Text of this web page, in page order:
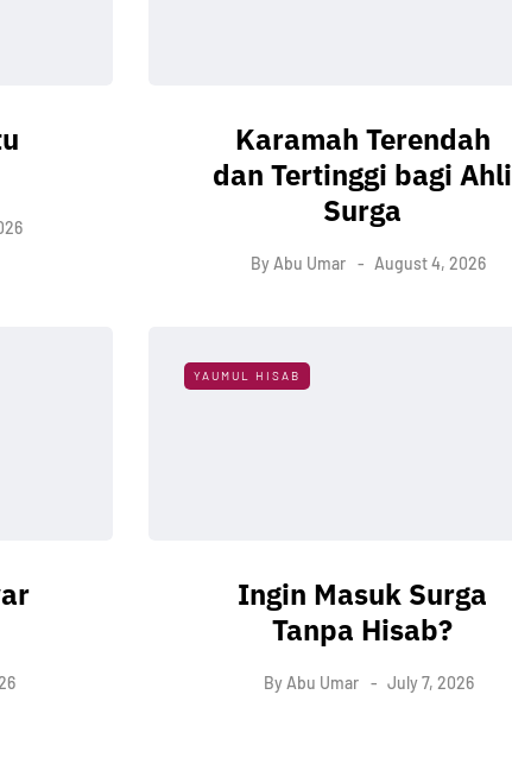
Karamah Terendah
dan Tertinggi bagi Ahli
Surga
By Abu Umar August 4, 2026
YAUMUL HISAB
Ingin Masuk Surga
Tanpa Hisab?
By Abu Umar July 7, 2026